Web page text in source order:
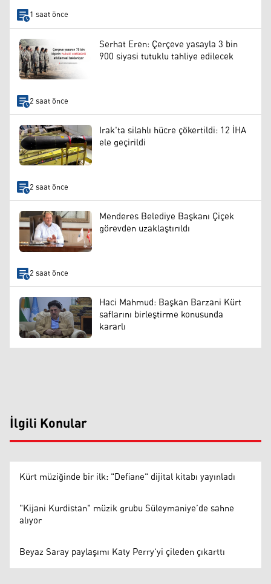
1 saat önce
Serhat Eren: Çerçeve yasayla 3 bin
900 siyasi tutuklu tahliye edilecek
2 saat önce
Irak'ta silahlı hücre çökertildi: 12 İHA
ele geçirildi
2 saat önce
Menderes Belediye Başkanı Çiçek
görevden uzaklaştırıldı
2 saat önce
Haci Mahmud: Başkan Barzani Kürt
saflarını birleştirme konusunda
kararlı
İlgili Konular
Kürt müziğinde bir ilk: "Defiane" dijital kitabı yayınladı
"Kijani Kurdistan" müzik grubu Süleymaniye’de sahne
alıyor
Beyaz Saray paylaşımı Katy Perry'yi çileden çıkarttı